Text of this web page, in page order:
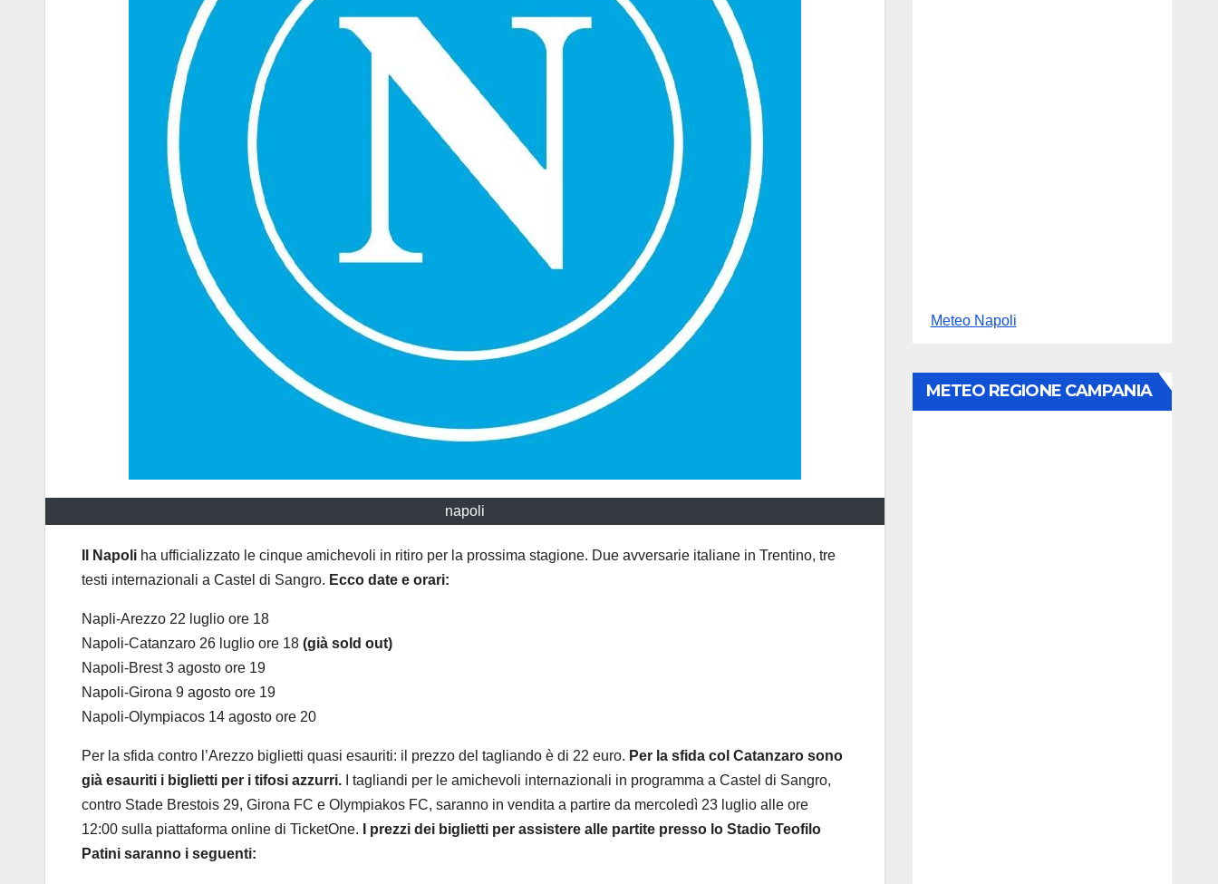
napoli
Il Napoli ha ufficializzato le cinque amichevoli in ritiro per la prossima stagione. Due avversarie italiane in Trentino, tre
testi internazionali a Castel di Sangro. Ecco date e orari:
Napli-Arezzo 22 luglio ore 18
Napoli-Catanzaro 26 luglio ore 18 (già sold out)
Napoli-Brest 3 agosto ore 19
Napoli-Girona 9 agosto ore 19
Napoli-Olympiacos 14 agosto ore 20
Per la sfida contro l’Arezzo biglietti quasi esauriti: il prezzo del tagliando è di 22 euro. Per la sfida col Catanzaro sono
già esauriti i biglietti per i tifosi azzurri.
I tagliandi per le amichevoli internazionali in programma a Castel di Sangro,
contro Stade Brestois 29, Girona FC e Olympiakos FC, saranno in vendita a partire da mercoledì 23 luglio alle ore
12:00 sulla piattaforma online di TicketOne.
I prezzi dei biglietti per assistere alle partite presso lo Stadio Teofilo
Patini saranno i seguenti:
Meteo Napoli
METEO REGIONE CAMPANIA